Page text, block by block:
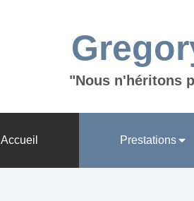
"Nous n'héritons
Accueil Prestations